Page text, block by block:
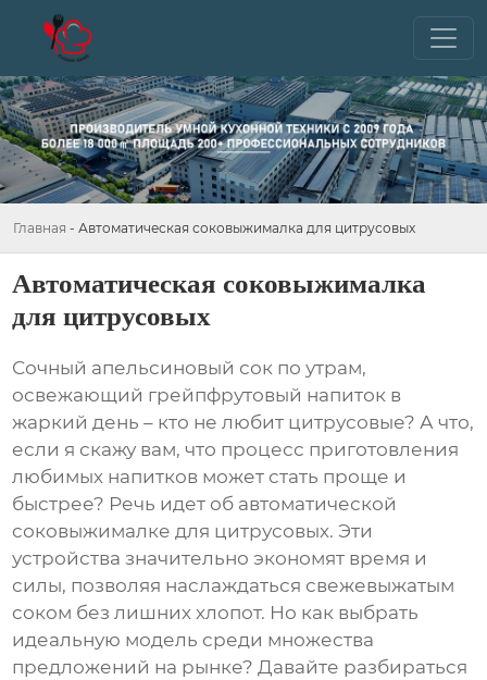
Главная - Автоматическая соковыжималка для цитрусовых
Автоматическая соковыжималка
для цитрусовых
Сочный апельсиновый сок по утрам,
освежающий грейпфрутовый напиток в
жаркий день – кто не любит цитрусовые? А что,
если я скажу вам, что процесс приготовления
любимых напитков может стать проще и
быстрее? Речь идет об автоматической
соковыжималке для цитрусовых. Эти
устройства значительно экономят время и
силы, позволяя наслаждаться свежевыжатым
соком без лишних хлопот. Но как выбрать
идеальную модель среди множества
предложений на рынке? Давайте разбираться